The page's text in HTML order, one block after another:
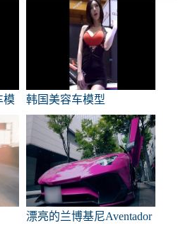
模
韩国美容车模型
漂亮的兰博基尼Aventador